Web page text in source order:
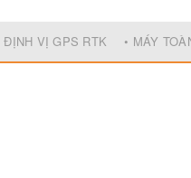
ĐỊNH VỊ GPS RTK • MÁY